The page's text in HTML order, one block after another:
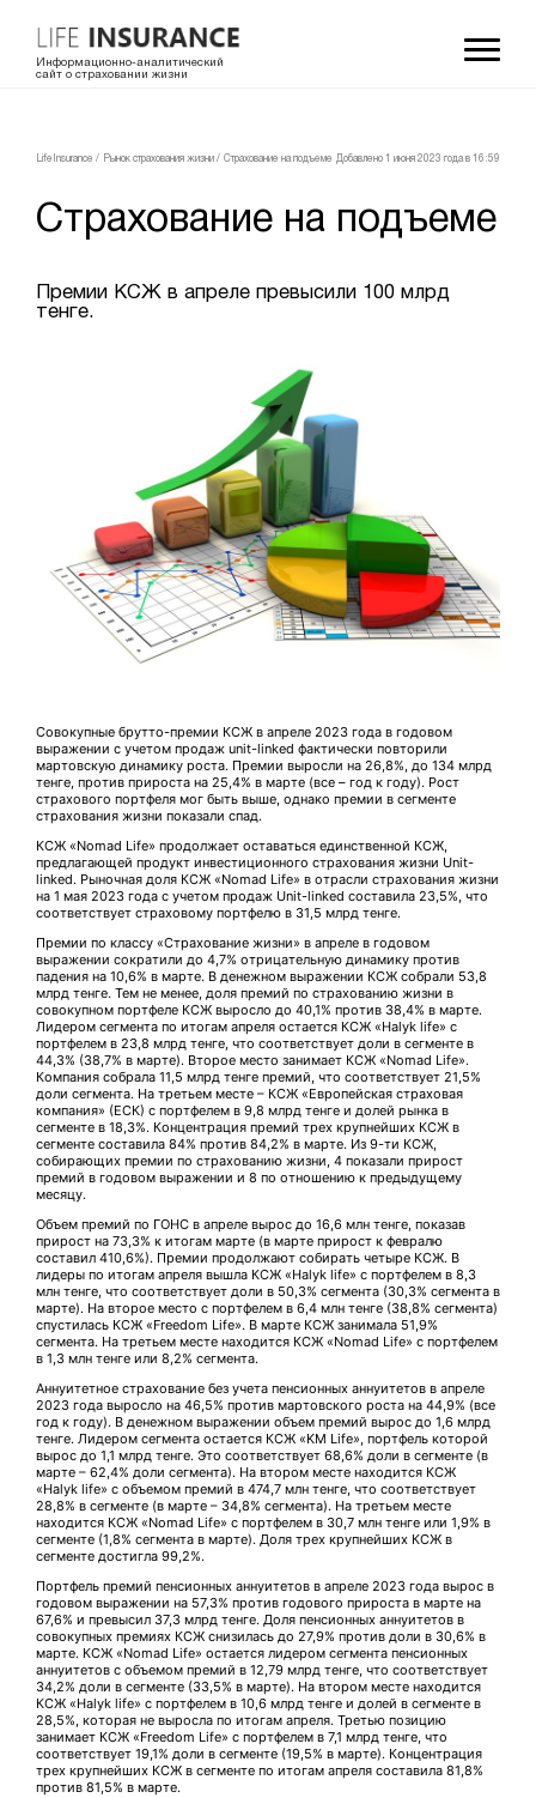
Информационно-аналитический
сайт о страховании жизни
LifeInsurance / Рынок страхования жизни / Страхование на подъеме Добавлено 1 июня 2023 года в 16:59
Страхование на подъеме
Премии КСЖ в апреле превысили 100 млрд
тенге.
Совокупные брутто-премии КСЖ в апреле 2023 года в годовом
выражении с учетом продаж unit-linked фактически повторили
мартовскую динамику роста. Премии выросли на 26,8%, до 134 млрд
тенге, против прироста на 25,4% в марте (все – год к году). Рост
страхового портфеля мог быть выше, однако премии в сегменте
страхования жизни показали спад.
КСЖ «Nomad Life» продолжает оставаться единственной КСЖ,
предлагающей продукт инвестиционного страхования жизни Unit-
linked. Рыночная доля КСЖ «Nomad Life» в отрасли страхования жизни
на 1 мая 2023 года с учетом продаж Unit-linked составила 23,5%, что
соответствует страховому портфелю в 31,5 млрд тенге.
Премии по классу «Страхование жизни» в апреле в годовом
выражении сократили до 4,7% отрицательную динамику против
падения на 10,6% в марте. В денежном выражении КСЖ собрали 53,8
млрд тенге. Тем не менее, доля премий по страхованию жизни в
совокупном портфеле КСЖ выросло до 40,1% против 38,4% в марте.
Лидером сегмента по итогам апреля остается КСЖ «Halyk life» с
портфелем в 23,8 млрд тенге, что соответствует доли в сегменте в
44,3% (38,7% в марте). Второе место занимает КСЖ «Nomad Life».
Компания собрала 11,5 млрд тенге премий, что соответствует 21,5%
доли сегмента. На третьем месте – КСЖ «Европейская страховая
компания» (ЕСК) с портфелем в 9,8 млрд тенге и долей рынка в
сегменте в 18,3%. Концентрация премий трех крупнейших КСЖ в
сегменте составила 84% против 84,2% в марте. Из 9-ти КСЖ,
собирающих премии по страхованию жизни, 4 показали прирост
премий в годовом выражении и 8 по отношению к предыдущему
месяцу.
Объем премий по ГОНС в апреле вырос до 16,6 млн тенге, показав
прирост на 73,3% к итогам марте (в марте прирост к февралю
составил 410,6%). Премии продолжают собирать четыре КСЖ. В
лидеры по итогам апреля вышла КСЖ «Halyk life» с портфелем в 8,3
млн тенге, что соответствует доли в 50,3% сегмента (30,3% сегмента в
марте). На второе место с портфелем в 6,4 млн тенге (38,8% сегмента)
спустилась КСЖ «Freedom Life». В марте КСЖ занимала 51,9%
сегмента. На третьем месте находится КСЖ «Nomad Life» с портфелем
в 1,3 млн тенге или 8,2% сегмента.
Аннуитетное страхование без учета пенсионных аннуитетов в апреле
2023 года выросло на 46,5% против мартовского роста на 44,9% (все
год к году). В денежном выражении объем премий вырос до 1,6 млрд
тенге. Лидером сегмента остается КСЖ «KM Life», портфель которой
вырос до 1,1 млрд тенге. Это соответствует 68,6% доли в сегменте (в
марте – 62,4% доли сегмента). На втором месте находится КСЖ
«Halyk life» с объемом премий в 474,7 млн тенге, что соответствует
28,8% в сегменте (в марте – 34,8% сегмента). На третьем месте
находится КСЖ «Nomad Life» с портфелем в 30,7 млн тенге или 1,9% в
сегменте (1,8% сегмента в марте). Доля трех крупнейших КСЖ в
сегменте достигла 99,2%.
Портфель премий пенсионных аннуитетов в апреле 2023 года вырос в
годовом выражении на 57,3% против годового прироста в марте на
67,6% и превысил 37,3 млрд тенге. Доля пенсионных аннуитетов в
совокупных премиях КСЖ снизилась до 27,9% против доли в 30,6% в
марте. КСЖ «Nomad Life» остается лидером сегмента пенсионных
аннуитетов с объемом премий в 12,79 млрд тенге, что соответствует
34,2% доли в сегменте (33,5% в марте). На втором месте находится
КСЖ «Halyk life» с портфелем в 10,6 млрд тенге и долей в сегменте в
28,5%, которая не выросла по итогам апреля. Третью позицию
занимает КСЖ «Freedom Life» с портфелем в 7,1 млрд тенге, что
соответствует 19,1% доли в сегменте (19,5% в марте). Концентрация
трех крупнейших КСЖ в сегменте по итогам апреля составила 81,8%
против 81,5% в марте.